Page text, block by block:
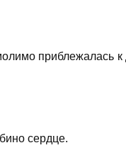
приблежалась
сердце.